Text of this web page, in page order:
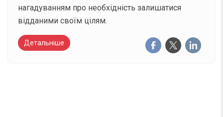
нагадуванням про необхідність залишатися
відданими своїм цілям.
Детальніше